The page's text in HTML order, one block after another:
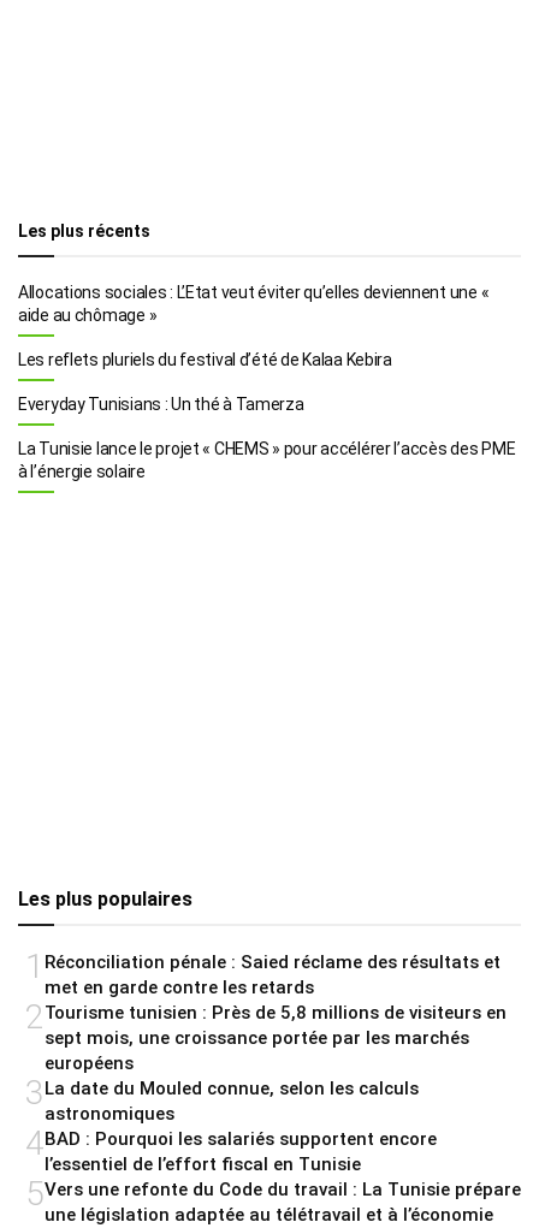
Les plus récents
Allocations sociales : L’Etat veut éviter qu’elles deviennent une «
aide au chômage »
Les reflets pluriels du festival d’été de Kalaa Kebira
Everyday Tunisians : Un thé à Tamerza
La Tunisie lance le projet « CHEMS » pour accélérer l’accès des PME
à l’énergie solaire
Les plus populaires
1 Réconciliation pénale : Saied réclame des résultats et
met en garde contre les retards
2Tourisme tunisien : Près de 5,8 millions de visiteurs en
sept mois, une croissance portée par les marchés
européens
3La date du Mouled connue, selon les calculs
astronomiques
4BAD : Pourquoi les salariés supportent encore
l’essentiel de l’effort fiscal en Tunisie
5Vers une refonte du Code du travail : La Tunisie prépare
une législation adaptée au télétravail et à l’économie